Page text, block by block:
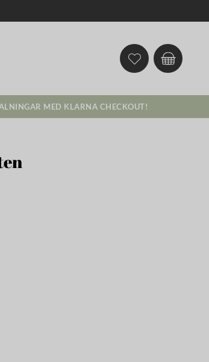
MED KLARNA CHECKOUT!